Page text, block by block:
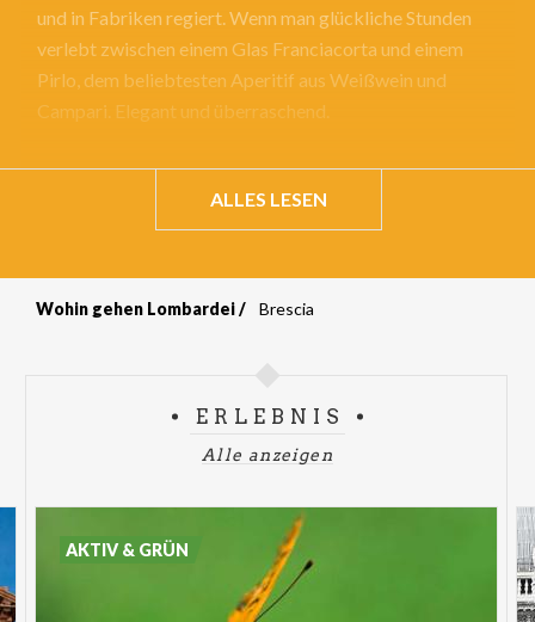
und in Fabriken regiert. Wenn man glückliche Stunden
verlebt zwischen einem Glas Franciacorta und einem
Pirlo, dem beliebtesten Aperitif aus Weißwein und
Campari. Elegant und überraschend.
ALLES LESEN
Breadcrumb
Wohin gehen Lombardei Brescia
ERLEBNIS
Alle anzeigen
AKTIV & GRÜN